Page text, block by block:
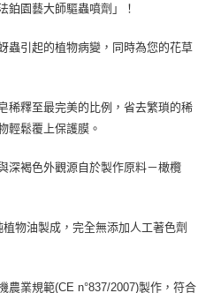
鉑園藝大師驅蟲噴劑」！
蟲引起的植物病變，同時為您的花草
稀釋至最完美的比例，省去繁瑣的稀
輕鬆覆上保護膜。
深褐色外觀源自於製作原料－橄欖
植物油製成，完全無添加人工著色劑
農業規範(CE n°837/2007)製作，符合